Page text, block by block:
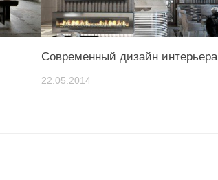
Современный дизайн интерьера
22.05.2014